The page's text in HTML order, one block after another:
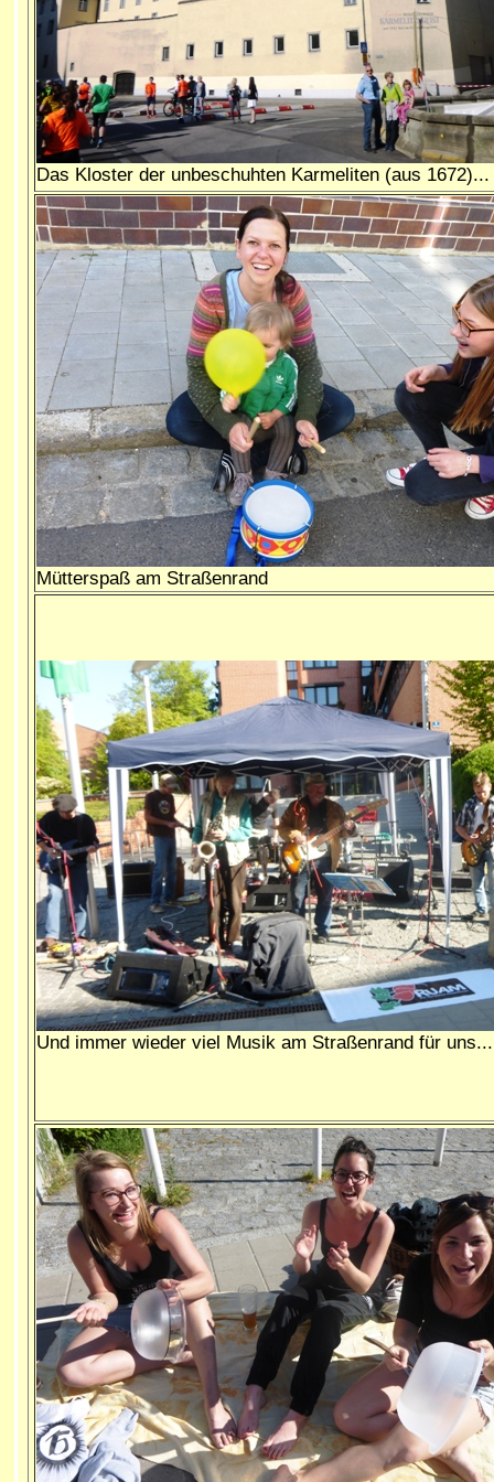
Das Kloster der unbeschuhten Karmeliten (aus 1672)...
Mütterspaß am Straßenrand
Und immer wieder viel Musik am Straßenrand für uns...